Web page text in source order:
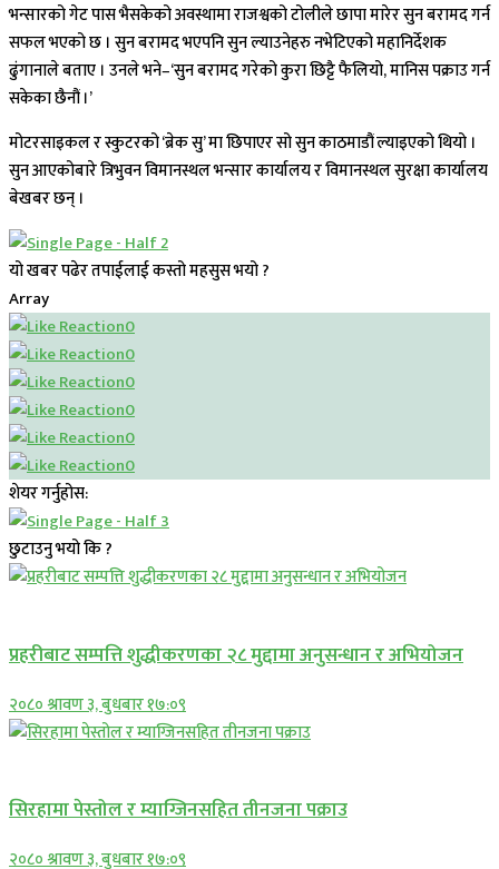
भन्सारको गेट पास भैसकेको अवस्थामा राजश्वको टोलीले छापा मारेर सुन बरामद गर्न
सफल भएको छ । सुन बरामद भएपनि सुन ल्याउनेहरु नभेटिएको महानिर्देशक
ढुंगानाले बताए । उनले भने–‘सुन बरामद गरेको कुरा छिट्टै फैलियो, मानिस पक्राउ गर्न
सकेका छैनौं ।’
मोटरसाइकल र स्कुटरको ‘ब्रेक सु’ मा छिपाएर सो सुन काठमाडौं ल्याइएको थियो ।
सुन आएकोबारे त्रिभुवन विमानस्थल भन्सार कार्यालय र विमानस्थल सुरक्षा कार्यालय
बेखबर छन् ।
यो खबर पढेर तपाईलाई कस्तो महसुस भयो ?
Array
0
0
0
0
0
0
शेयर गर्नुहोस:
छुटाउनु भयो कि ?
प्रहरीबाट सम्पत्ति शुद्धीकरणका २८ मुद्दामा अनुसन्धान र अभियोजन
२०८० श्रावण ३, बुधबार १७:०९
सिरहामा पेस्तोल र म्याग्जिनसहित तीनजना पक्राउ
२०८० श्रावण ३, बुधबार १७:०९